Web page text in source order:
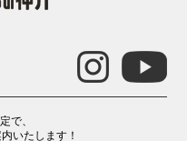
で、
いたします！